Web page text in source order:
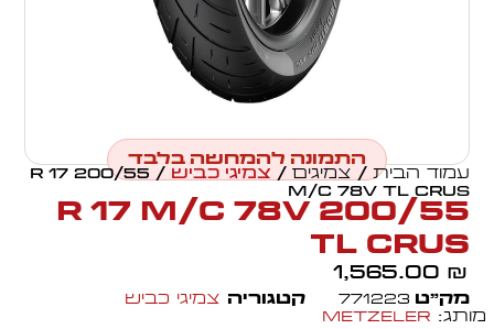
התמונה להמחשה בלבד
עמוד הבית/ צמיגים / צמיגי כביש
/ 200/55 R 17
M/C 78V TL CRUS
200/55 R 17 M/C 78V
TL CRUS
1,565.00 ₪
מק״ט 771223 קטגוריה צמיגי כביש
מותג:Metzeler